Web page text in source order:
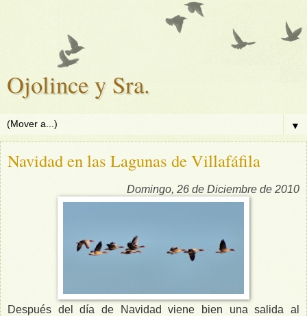
Ojolince y Sra.
▼
Navidad en las Lagunas de Villafáfila
Domingo, 26 de Diciembre de 2010
Después del día de Navidad viene bien una salida al